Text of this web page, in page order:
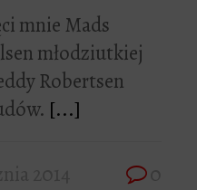
mnie Mads
młodziutkiej
Robertsen
[...]